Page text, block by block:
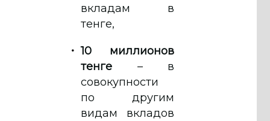
вкладам в
тенге,
10 миллионов
тенге – в
совокупности
по другим
видам вкладов